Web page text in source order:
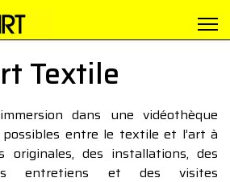
Textile
dans une vidéothèque
entre le textile et l’art à
originales, des installations, des
entretiens et des visites